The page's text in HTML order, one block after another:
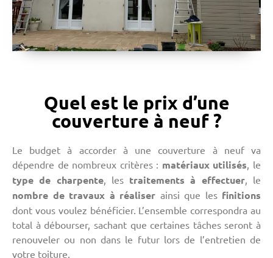
Quel est le prix d’une
couverture à neuf ?
Le budget à accorder à une couverture à neuf va
dépendre de nombreux critères : matériaux utilisés , le
type de charpente, les traitements à effectuer, le
nombre de travaux à réaliser ainsi que les finitions
dont vous voulez bénéficier. L’ensemble correspondra au
total à débourser, sachant que certaines tâches seront à
renouveler ou non dans le futur lors de l’entretien de
votre toiture.